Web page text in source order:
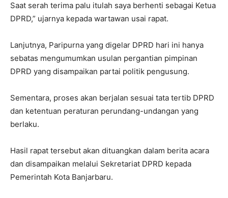
Saat serah terima palu itulah saya berhenti sebagai Ketua
DPRD,” ujarnya kepada wartawan usai rapat.
Lanjutnya, Paripurna yang digelar DPRD hari ini hanya
sebatas mengumumkan usulan pergantian pimpinan
DPRD yang disampaikan partai politik pengusung.
Sementara, proses akan berjalan sesuai tata tertib DPRD
dan ketentuan peraturan perundang-undangan yang
berlaku.
Hasil rapat tersebut akan dituangkan dalam berita acara
dan disampaikan melalui Sekretariat DPRD kepada
Pemerintah Kota Banjarbaru.